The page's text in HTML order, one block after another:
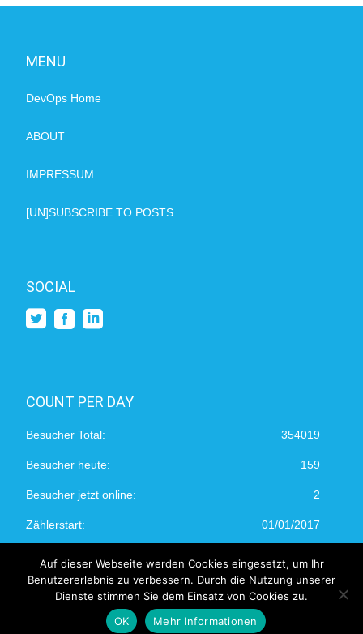
MENU
DevOps Home
ABOUT
IMPRESSUM
[UN]SUBSCRIBE TO POSTS
SOCIAL
COUNT PER DAY
354019
Besucher Total:
159
Besucher heute:
2
Besucher jetzt online:
01/01/2017
Zählerstart:
©2026 | devops.ch
Auf dieser Webseite werden Cookies eingesetzt, um Ihr
Benutzererlebnis zu verbessern. Durch die Nutzung unserer
Dienste stimmen Sie dem Einsatz von Cookies zu.
OK
Mehr Informationen